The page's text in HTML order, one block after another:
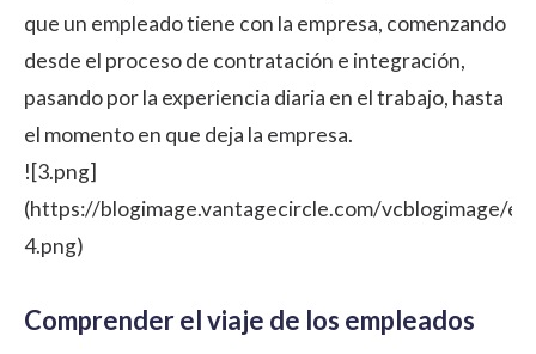
que un empleado tiene con la empresa, comenzando
desde el proceso de contratación e integración,
pasando por la experiencia diaria en el trabajo, hasta
el momento en que deja la empresa.
![3.png]
(https://blogimage.vantagecircle.com/vcblogimage/
4.png)
Comprender el viaje de los empleados